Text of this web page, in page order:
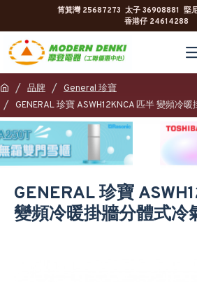
筲箕灣 25687273 太子 36908881 堅
香港仔 24614288
品牌
General 珍寶
GENERAL 珍寶 ASWH12KNCA 匹半 變頻冷
GENERAL 珍寶
變頻冷暖掛牆分體式冷